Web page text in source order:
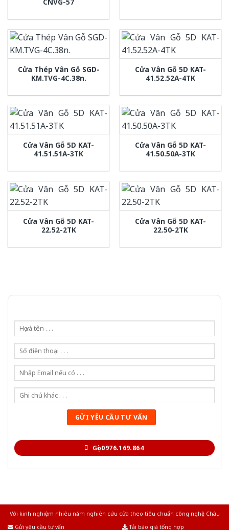
Cửa Thép Vân Gỗ SGD-
KM.TVG-4C.38n.
Cửa Vân Gỗ 5D KAT-
41.52.52A-4TK
Cửa Vân Gỗ 5D KAT-
41.51.51A-3TK
Cửa Vân Gỗ 5D KAT-
41.50.50A-3TK
Cửa Vân Gỗ 5D KAT-
22.52-2TK
Cửa Vân Gỗ 5D KAT-
22.50-2TK
Gọi 0976.169.864
Với kinh nghiệm nhiêu năm nghiên cứu cửa theo tiêu chuẩn công nghệ Châu
Gửi yêu cầu tư vấn Tải báo giá tổng hợp